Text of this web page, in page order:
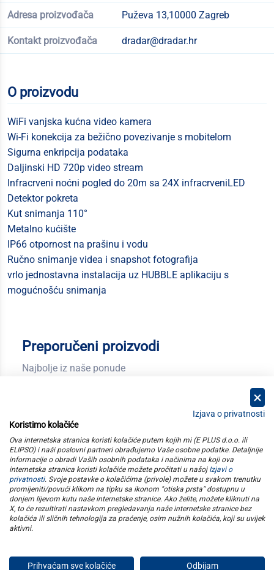
Adresa proizvođača Puževa 13,10000 Zagreb
Kontakt proizvođača dradar@dradar.hr
O proizvodu
WiFi vanjska kućna video kamera
Wi-Fi konekcija za bežično povezivanje s mobitelom
Sigurna enkripcija podataka
Daljinski HD 720p video stream
Infracrveni noćni pogled do 20m sa 24X infracrveniLED
Detektor pokreta
Kut snimanja 110°
Metalno kućište
IP66 otpornost na prašinu i vodu
Ručno snimanje videa i snapshot fotografija
vrlo jednostavna instalacija uz HUBBLE aplikaciju s
mogućnošću snimanja
Preporučeni proizvodi
Najbolje iz naše ponude
kategorije
elipso
informacije
pratite nas
Izjava o privatnosti
Koristimo kolačiće
Ova internetska stranica koristi kolačiće putem kojih mi (E PLUS d.o.o. ili
ELIPSO) i naši poslovni partneri obrađujemo Vaše osobne podatke. Detaljnije
informacije o obradi Vaših osobnih podataka i načinima na koji ova
internetska stranica koristi kolačiće možete pročitati u našoj Izjavi o
privatnosti. Svoje postavke o kolačićima (privole) možete u svakom trenutku
promijeniti/povući klikom na tipku sa ikonom "otiska prsta" dostupnu u
donjem lijevom kutu naše internetske stranice. Ako želite, možete kliknuti na
X, to će rezultirati nastavkom pregledavanja naše internetske stranice bez
kolačića ili sličnih tehnologija za praćenje, osim nužnih kolačića, koji su uvijek
aktivni.
Prihvaćam sve kolačiće Odbijam